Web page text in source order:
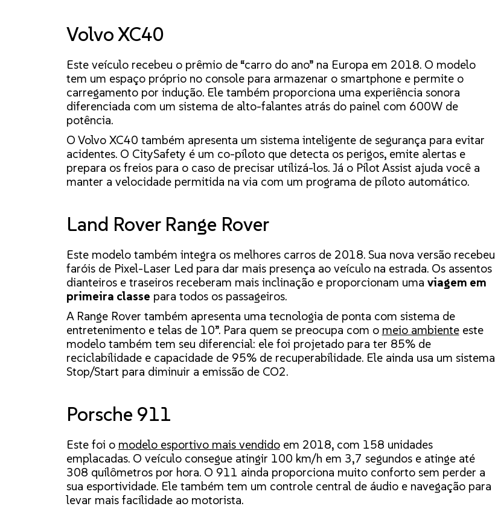
Volvo XC40
Este veículo recebeu o prêmio de “carro do ano” na Europa em 2018. O modelo
tem um espaço próprio no console para armazenar o smartphone e permite o
carregamento por indução. Ele também proporciona uma experiência sonora
diferenciada com um sistema de alto-falantes atrás do painel com 600W de
potência.
O Volvo XC40 também apresenta um sistema inteligente de segurança para evitar
acidentes. O CitySafety é um co-piloto que detecta os perigos, emite alertas e
prepara os freios para o caso de precisar utilizá-los. Já o Pilot Assist ajuda você a
manter a velocidade permitida na via com um programa de piloto automático.
Land Rover Range Rover
Este modelo também integra os melhores carros de 2018. Sua nova versão recebeu
faróis de Pixel-Laser Led para dar mais presença ao veículo na estrada. Os assentos
dianteiros e traseiros receberam mais inclinação e proporcionam uma viagem em
primeira classe para todos os passageiros.
A Range Rover também apresenta uma tecnologia de ponta com sistema de
entretenimento e telas de 10”. Para quem se preocupa com o meio ambienteeste
modelo também tem seu diferencial: ele foi projetado para ter 85% de
reciclabilidade e capacidade de 95% de recuperabilidade. Ele ainda usa um sistema
Stop/Start para diminuir a emissão de CO2.
Porsche 911
Este foi o modelo esportivo mais vendidoem 2018, com 158 unidades
emplacadas. O veículo consegue atingir 100 km/h em 3,7 segundos e atinge até
308 quilômetros por hora. O 911 ainda proporciona muito conforto sem perder a
sua esportividade. Ele também tem um controle central de áudio e navegação para
levar mais facilidade ao motorista.